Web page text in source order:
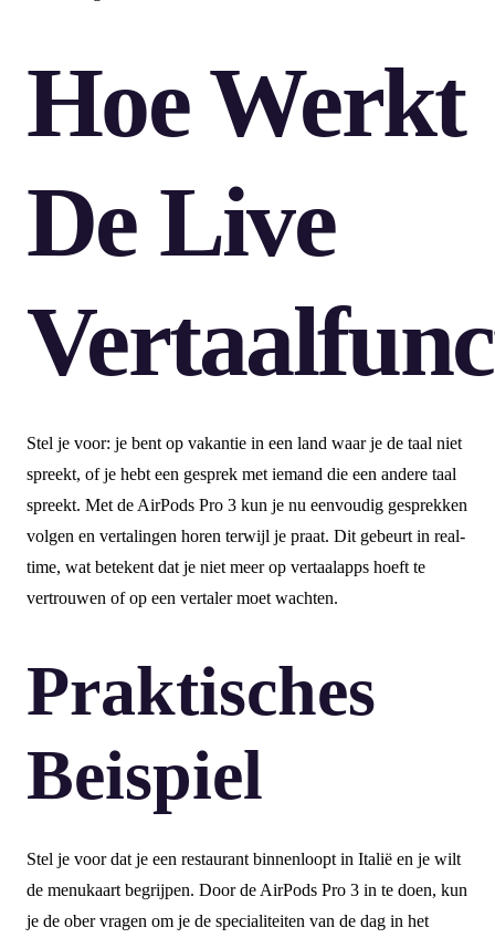
Hoe Werkt
De Live
Stel je voor: je bent op vakantie in een land waar je de taal niet
spreekt, of je hebt een gesprek met iemand die een andere taal
spreekt. Met de AirPods Pro 3 kun je nu eenvoudig gesprekken
volgen en vertalingen horen terwijl je praat. Dit gebeurt in real-
time, wat betekent dat je niet meer op vertaalapps hoeft te
vertrouwen of op een vertaler moet wachten.
Praktisches
Beispiel
Stel je voor dat je een restaurant binnenloopt in Italië en je wilt
de menukaart begrijpen. Door de AirPods Pro 3 in te doen, kun
je de ober vragen om je de specialiteiten van de dag in het